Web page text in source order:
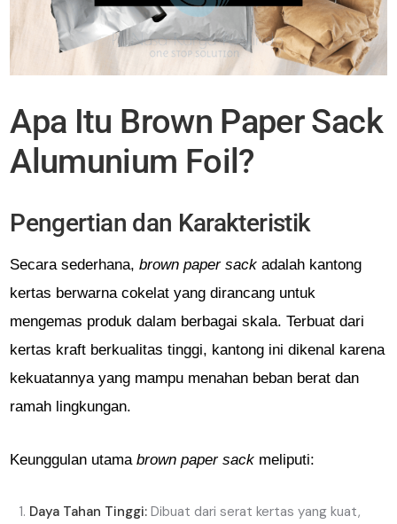
Apa Itu Brown Paper Sack
Alumunium Foil?
Pengertian dan Karakteristik
Secara sederhana,brown paper sack adalah kantong
kertas berwarna cokelat yang dirancang untuk
mengemas produk dalam berbagai skala. Terbuat dari
kertas kraft berkualitas tinggi, kantong ini dikenal karena
kekuatannya yang mampu menahan beban berat dan
ramah lingkungan.
Keunggulan utamabrown paper sack meliputi:
Daya Tahan Tinggi: Dibuat dari serat kertas yang kuat,